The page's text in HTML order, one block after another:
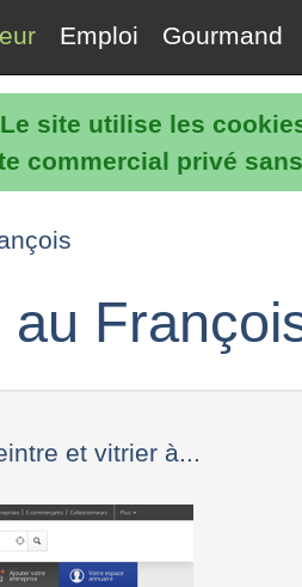
Le site utilise les
commercial privé
Emploi Gourmand
et vitrier à...